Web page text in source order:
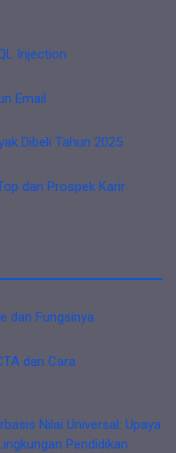
Injection
Email
Dibeli Tahun 2025
dan Prospek Karir
dan Fungsinya
dan Cara
Nilai Universal: Upaya
Pendidikan